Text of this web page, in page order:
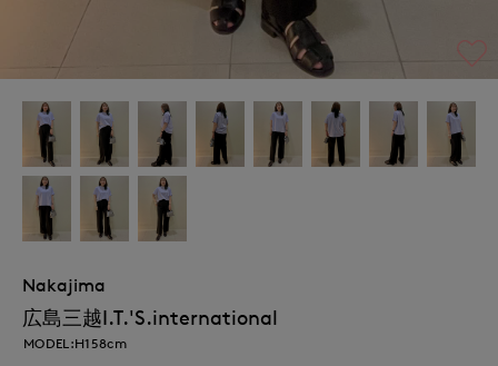
Nakajima
広島三越I.T.'S.international
MODEL:H158cm